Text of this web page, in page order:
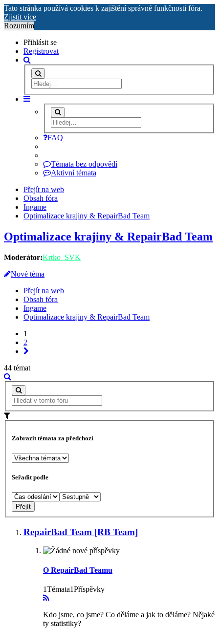
Tato stránka používá cookies k zajištění správné funkčnosti fóra.
Zjistit více
Rozumím
Přihlásit se
Registrovat
FAQ
Témata bez odpovědí
Aktivní témata
Přejít na web
Obsah fóra
Ingame
Optimalizace krajiny & RepairBad Team
Optimalizace krajiny & RepairBad Team
Moderátor:Krtko_SVK
Nové téma
Přejít na web
Obsah fóra
Ingame
Optimalizace krajiny & RepairBad Team
1
2
44 témat
Zobrazit témata za předchozí
Seřadit podle
RepairBad Team [RB Team]
O RepairBad Teamu
1Témata1Příspěvky
Kdo jsme, co jsme? Co děláme a jak to děláme? Nějaké
ty statistiky?